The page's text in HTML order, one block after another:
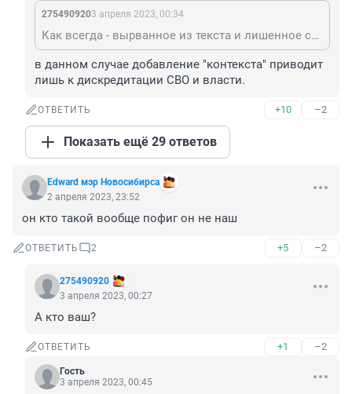
2754909203 апреля 2023, 00:34
Как всегда - вырванное из текста и лишенное смыслового акцента говорившего, извращено)
в данном случае добавление "контекста" приводит
лишь к дискредитации СВО и власти.
ОТВЕТИТЬ +10 –2
Показать ещё 29 ответов
Edward мэр Новосибирса
2 апреля 2023, 23:52
он кто такой вообще пофиг он не наш
ОТВЕТИТЬ 2 +5 –2
275490920
3 апреля 2023, 00:27
А кто ваш?
ОТВЕТИТЬ +1 –2
Гость
3 апреля 2023, 00:45